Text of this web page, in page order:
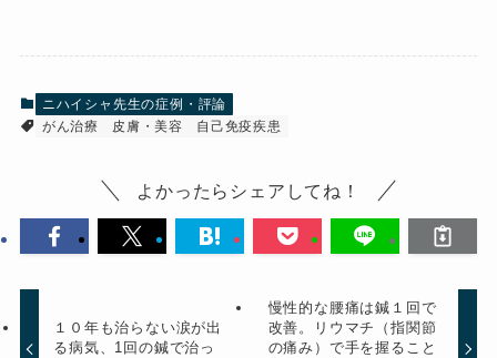
ニハイシャ先生の症例・評論
がん治療
皮膚・美容 自己免疫疾患
よかったらシェアしてね！
１０年も治らない涙が出
る病気、1回の鍼で治っ
慢性的な腰痛は鍼１回で
改善。リウマチ（指関節
の痛み）で手を握ること